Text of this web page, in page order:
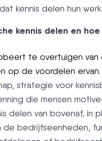
kennis delen hun
kennis delen en
te overtuigen
op de voordelen
strategie voor
die mensen
delen van bovenaf, in
de bedrijfseenheden,